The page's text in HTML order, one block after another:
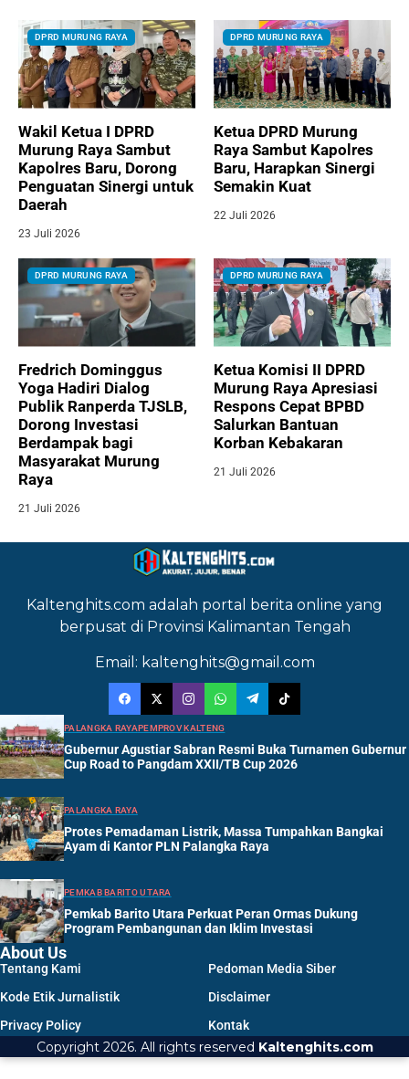
DPRD MURUNG RAYA
Wakil Ketua I DPRD
Murung Raya Sambut
Kapolres Baru, Dorong
Penguatan Sinergi untuk
Daerah
23 Juli 2026
DPRD MURUNG RAYA
Ketua DPRD Murung
Raya Sambut Kapolres
Baru, Harapkan Sinergi
Semakin Kuat
22 Juli 2026
DPRD MURUNG RAYA
Fredrich Dominggus
Yoga Hadiri Dialog
Publik Ranperda TJSLB,
Dorong Investasi
Berdampak bagi
Masyarakat Murung
Raya
21 Juli 2026
DPRD MURUNG RAYA
Ketua Komisi II DPRD
Murung Raya Apresiasi
Respons Cepat BPBD
Salurkan Bantuan
Korban Kebakaran
21 Juli 2026
Kaltenghits.com adalah portal berita online yang
berpusat di Provinsi Kalimantan Tengah
Email: kaltenghits@gmail.com
PALANGKA RAYAPEMPROV KALTENG
Gubernur Agustiar Sabran Resmi Buka Turnamen Gubernur
Cup Road to Pangdam XXII/TB Cup 2026
PALANGKA RAYA
Protes Pemadaman Listrik, Massa Tumpahkan Bangkai
Ayam di Kantor PLN Palangka Raya
PEMKAB BARITO UTARA
Pemkab Barito Utara Perkuat Peran Ormas Dukung
Program Pembangunan dan Iklim Investasi
About Us
Tentang Kami
Pedoman Media Siber
Kode Etik Jurnalistik
Disclaimer
Privacy Policy
Kontak
Copyright 2026. All rights reserved Kaltenghits.com